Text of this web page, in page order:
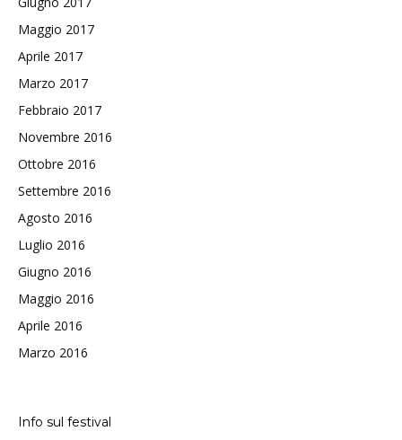
Maggio 2017
Aprile 2017
Marzo 2017
Febbraio 2017
Novembre 2016
Ottobre 2016
Settembre 2016
Agosto 2016
Luglio 2016
Giugno 2016
Maggio 2016
Aprile 2016
Marzo 2016
Info sul festival